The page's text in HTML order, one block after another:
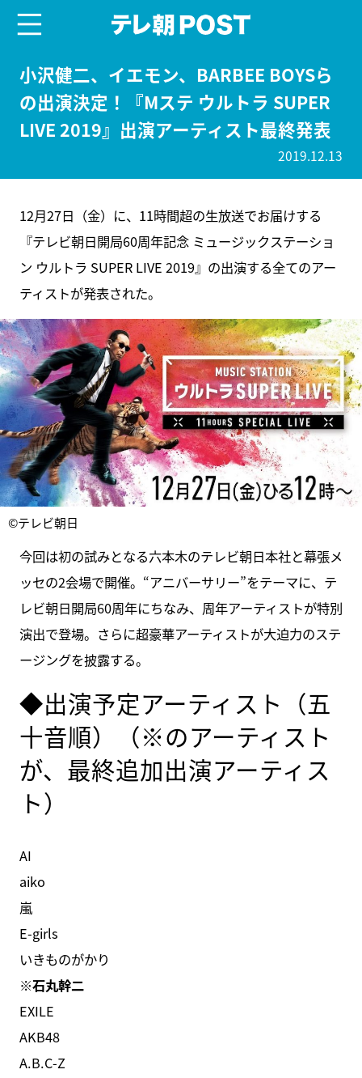
小沢健二、イエモン、BARBEE BOYSら
の出演決定！『Mステ ウルトラ SUPER
LIVE 2019』出演アーティスト最終発表
2019.12.13
12月27日（金）に、11時間超の生放送でお届けする
『テレビ朝日開局60周年記念 ミュージックステーショ
ン ウルトラ SUPER LIVE 2019』の出演する全てのアー
ティストが発表された。
©テレビ朝日
今回は初の試みとなる六本木のテレビ朝日本社と幕張メ
ッセの2会場で開催。“アニバーサリー”をテーマに、テ
レビ朝日開局60周年にちなみ、周年アーティストが特別
演出で登場。さらに超豪華アーティストが大迫力のステ
ージングを披露する。
◆出演予定アーティスト（五
十音順）（※のアーティスト
が、最終追加出演アーティス
ト）
AI
aiko
嵐
E-girls
いきものがかり
※石丸幹二
EXILE
AKB48
A.B.C-Z